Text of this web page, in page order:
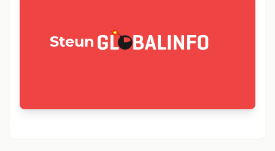
Steun GLOBALINFO.nl